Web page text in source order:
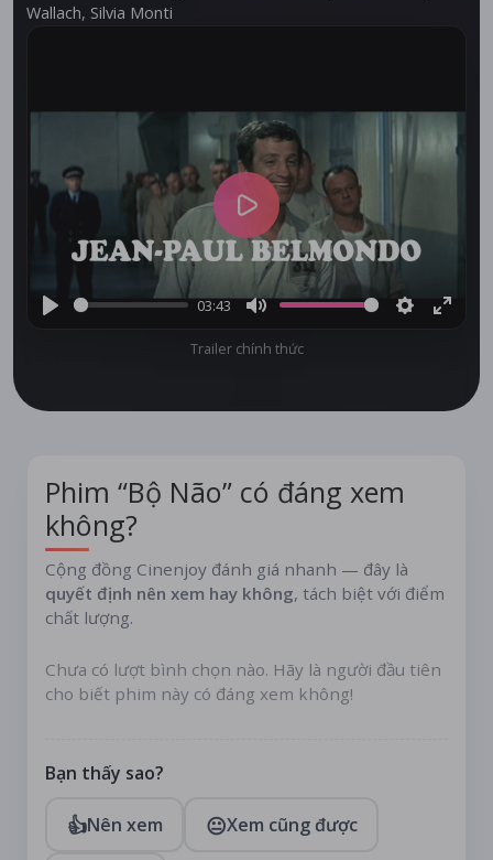
Wallach, Silvia Monti
03:43
Play
Trailer chính thức
Phim “Bộ Não” có đáng xem
không?
Cộng đồng Cinenjoy đánh giá nhanh — đây là
quyết định nên xem hay không, tách biệt với điểm
chất lượng.
Chưa có lượt bình chọn nào. Hãy là người đầu tiên
cho biết phim này có đáng xem không!
Bạn thấy sao?
👍Nên xem 😐Xem cũng được